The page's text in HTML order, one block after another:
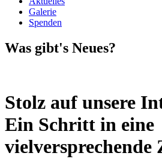
Galerie
Spenden
Was gibt's Neues?
Stolz auf unsere
Ein Schritt in eine